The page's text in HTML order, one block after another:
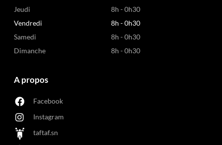
Jeudi
8h - 0h30
Vendredi
8h - 0h30
Samedi
8h - 0h30
Dimanche
8h - 0h30
A propos
Facebook
Instagram
taftaf.sn